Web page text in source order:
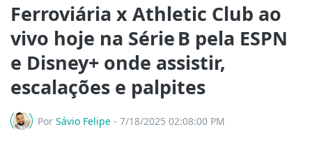
Ferroviária x Athletic Club ao
vivo hoje na Série B pela ESPN
e Disney+ onde assistir,
escalações e palpites
Por Sávio Felipe - 7/18/2025 02:08:00 PM